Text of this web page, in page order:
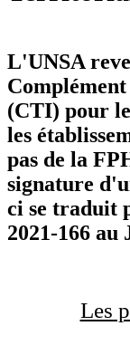
L'UNSA
(CTI) pour
les
pas de la
signature
ci se traduit
2021-166 au
Les